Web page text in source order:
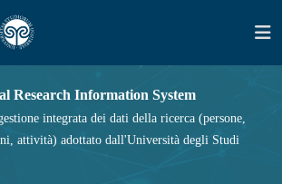
Research Information System
integrata dei dati della ricerca (persone,
attività) adottato dall'Università degli Studi